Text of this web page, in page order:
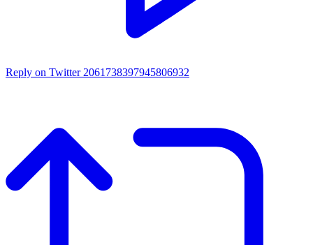
Reply on Twitter 2061738397945806932